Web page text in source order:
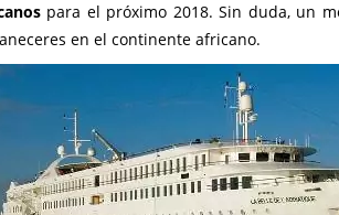
para el próximo 2018. Sin duda, un
en el continente africano.